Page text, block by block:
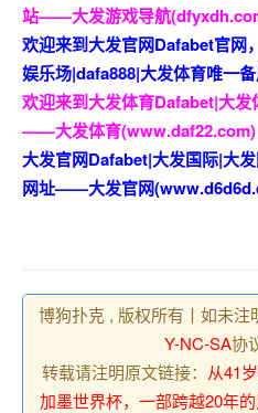
站——大发游戏导航
欢迎来到大发官网Dafabet官网
娱乐场|dafa888|大发体育唯一
欢迎来到大发体育Dafabet|大
——大发体育(www.daf22.com)
大发官网Dafabet|大发国际|大
网址——大发官网
博狗扑克 , 版权所有丨如未
Y-NC-SA协
转载请注明原文链接： 从41
加墨世界杯，一部跨越20年